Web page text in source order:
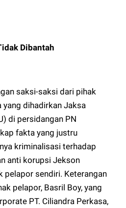
Dibantah
saksi-saksi dari pihak
yang dihadirkan Jaksa
di persidangan PN
fakta yang justru
kriminalisasi terhadap
anti korupsi Jekson
pelapor sendiri. Keterangan
pelapor, Basril Boy, yang
PT. Ciliandra Perkasa,